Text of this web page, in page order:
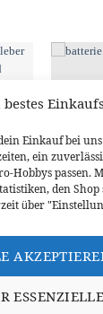
Einkauf bei
ein
Hobbys passen.
den Shop
über
ESSENZIELLE